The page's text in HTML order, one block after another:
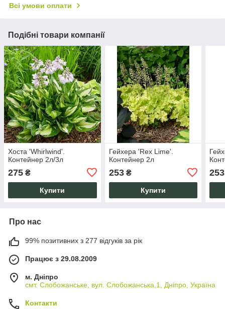
Всі умови оплати
Подібні товари компанії
Хоста 'Whirlwind'.
Контейнер 2л/3л
275 ₴
Купити
Гейхера 'Rex Lime'.
Контейнер 2л
253₴
Купити
253
Про нас
99% позитивних з 277 відгуків за рік
Працює з 29.08.2009
м. Дніпро
смт. Слобожанське, вул. Слобожанська,1, Дніпро, Україна
Контакти